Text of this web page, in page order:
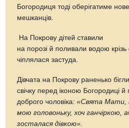
Богородиця тоді оберігатиме
мешканців.
На Покрову дітей ставили
на порозі й поливали водою
чіплялася застуда.
Дівчата на Покрову раненько
свічку перед іконою Богородиці
доброго чоловіка:«Свята Мати,
мою головоньку, хоч ганчіркою,
зосталася дівкою».